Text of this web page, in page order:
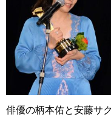
俳優の柄本佑と安藤サ